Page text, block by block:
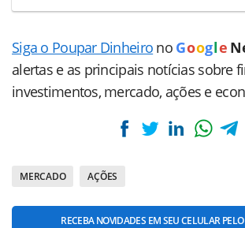
Siga o Poupar Dinheiro no Goog le
alertas e as principais notícias sobre
investimentos, mercado, ações e
MERCADO AÇÕES
RECEBA NOVIDADES EM SEU CELULAR